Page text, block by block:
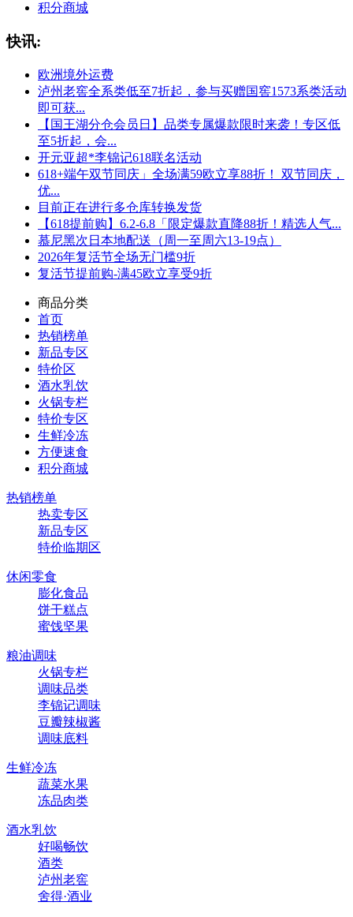
积分商城
快讯:
欧洲境外运费
泸州老窖全系类低至7折起，参与买赠国窖1573系类活动
即可获...
【国王湖分仓会员日】品类专属爆款限时来袭！专区低
至5折起，会...
开元亚超*李锦记618联名活动
618+端午双节同庆」全场满59欧立享88折！ 双节同庆，
优...
目前正在进行多仓库转换发货
【618提前购】6.2-6.8「限定爆款直降88折！精选人气...
慕尼黑次日本地配送（周一至周六13-19点）
2026年复活节全场无门槛9折
复活节提前购-满45欧立享受9折
商品分类
首页
热销榜单
新品专区
特价区
酒水乳饮
火锅专栏
特价专区
生鲜冷冻
方便速食
积分商城
热销榜单
热卖专区
新品专区
特价临期区
休闲零食
膨化食品
饼干糕点
蜜饯坚果
粮油调味
火锅专栏
调味品类
李锦记调味
豆瓣辣椒酱
调味底料
生鲜冷冻
蔬菜水果
冻品肉类
酒水乳饮
好喝畅饮
酒类
泸州老窖
舍得·酒业